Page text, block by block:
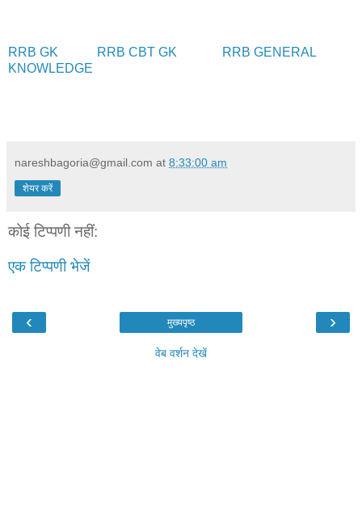
RRB GK RRB CBT GK
RRB GENERAL
KNOWLEDGE
nareshbagoria@gmail.com at 8:33:00 am
शेयर करें
कोई टिप्पणी नहीं:
एक टिप्पणी भेजें
‹ ›
मुख्यपृष्ठ
वेब वर्शन देखें